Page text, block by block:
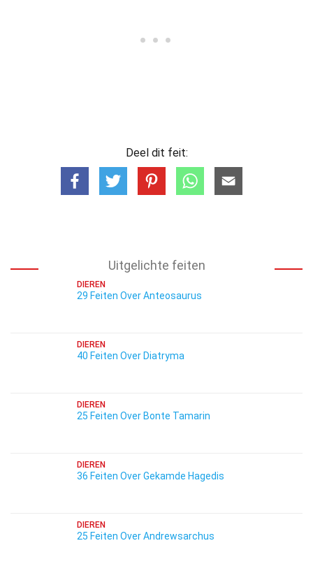
Deel dit feit:
Uitgelichte feiten
DIEREN
29 Feiten Over Anteosaurus
DIEREN
40 Feiten Over Diatryma
DIEREN
25 Feiten Over Bonte Tamarin
DIEREN
36 Feiten Over Gekamde Hagedis
DIEREN
25 Feiten Over Andrewsarchus